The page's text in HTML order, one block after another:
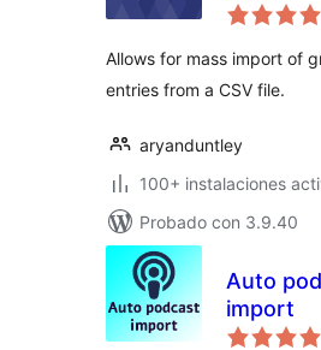
Allows for mass import of
entries from a CSV file.
aryanduntley
100+ instalaciones
Probado con 3.9.40
Auto
import